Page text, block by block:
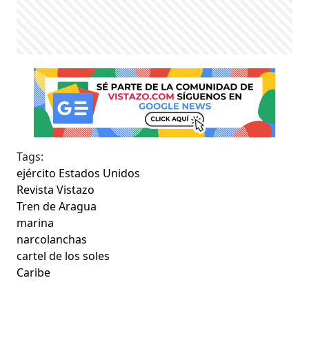
Tags:
ejército Estados Unidos
Revista Vistazo
Tren de Aragua
marina
narcolanchas
cartel de los soles
Caribe